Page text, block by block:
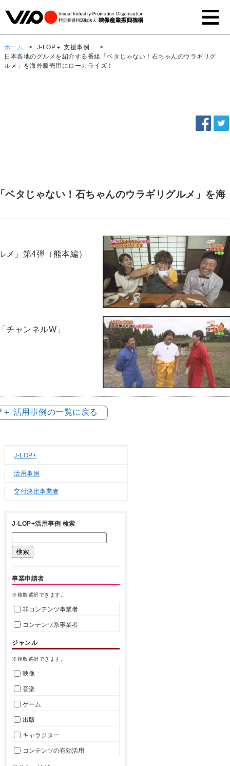
ホーム > J-LOP＋ 支援事例
>
日本各地のグルメを紹介する番組「ベタじゃない！石ちゃんのウラギリグ
ルメ」を海外販売用にローカライズ！
タじゃない！石ちゃんのウラギリグルメ」を海
」第4弾（熊本編）
ャンネルW」
＋ 活用事例の一覧に戻る
J-LOP+
活用事例
交付決定事業者
J-LOP+活用事例 検索
事業申請者
※複数選択できます。
非コンテンツ事業者
コンテンツ系事業者
ジャンル
※複数選択できます。
映像
音楽
ゲーム
出版
キャラクター
コンテンツの有効活用